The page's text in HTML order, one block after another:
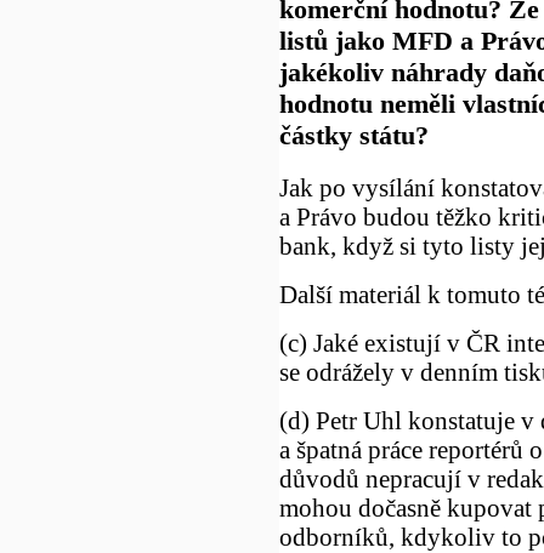
komerční hodnotu?
listů jako MFD a
jakékoliv náhrady
hodnotu neměli
částky státu?
Jak po vysílání
a Právo budou těžko
bank, když si tyto listy
Další materiál k tomuto
(c) Jaké existují v ČR
se odrážely v denním
(d) Petr Uhl konstatuje v
a špatná práce reportérů
důvodů nepracují v
mohou dočasně
odborníků, kdykoliv to